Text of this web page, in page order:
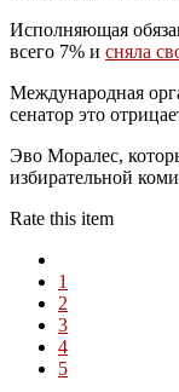
Исполняющая
всего 7% и сняла
Международная
сенатор это
Эво Моралес,
избирательной
Rate this item
1
2
3
4
5